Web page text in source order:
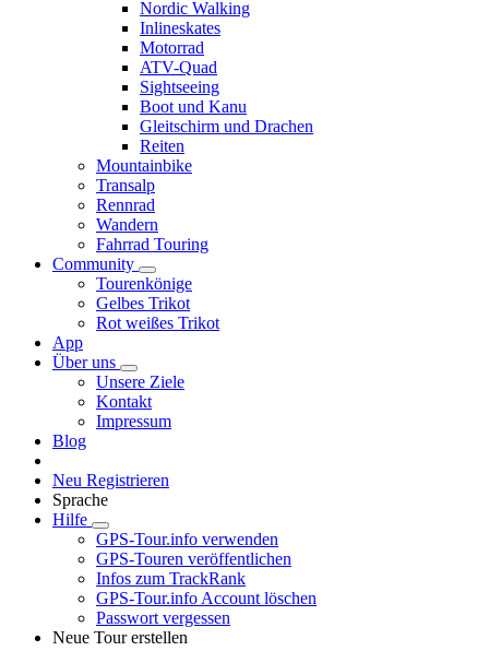
Nordic Walking
Inlineskates
Motorrad
ATV-Quad
Sightseeing
Boot und Kanu
Gleitschirm und Drachen
Reiten
Mountainbike
Transalp
Rennrad
Wandern
Fahrrad Touring
Community
Tourenkönige
Gelbes Trikot
Rot weißes Trikot
App
Über uns
Unsere Ziele
Kontakt
Impressum
Blog
Neu Registrieren
Sprache
Hilfe
GPS-Tour.info verwenden
GPS-Touren veröffentlichen
Infos zum TrackRank
GPS-Tour.info Account löschen
Passwort vergessen
Neue Tour erstellen